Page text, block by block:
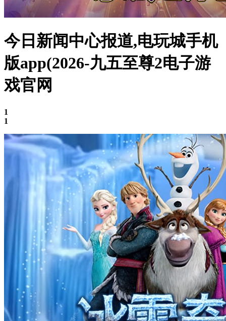
今日新闻中心报道,电玩城手机
版app(2026-九五至尊2电子游
戏官网
1
1